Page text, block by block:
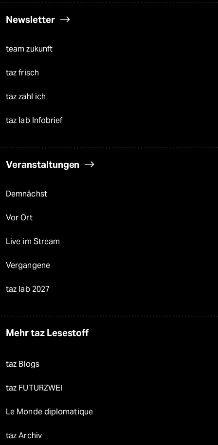
Newsletter
team zukunft
taz frisch
taz zahl ich
taz lab Infobrief
Veranstaltungen
Demnächst
Vor Ort
Live im Stream
Vergangene
taz lab 2027
Mehr taz Lesestoff
taz Blogs
taz FUTURZWEI
Le Monde diplomatique
taz Archiv